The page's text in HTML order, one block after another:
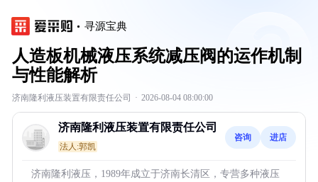
寻源宝典
人造板机械液压系统减压阀的运作机制
与性能解析
济南隆利液压装置有限责任公司 · 2026-08-04 08:00:00
济南隆利液压装置有限责任公司
法人:郭凯
咨询 进店
济南隆利液压，1989年成立于济南长清区，专营多种液压